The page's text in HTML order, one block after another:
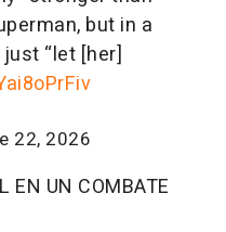
but in a
“let [her]
22, 2026
EN UN COMBATE